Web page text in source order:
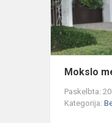
Mokslo
Paskelbta:
Kategorija: